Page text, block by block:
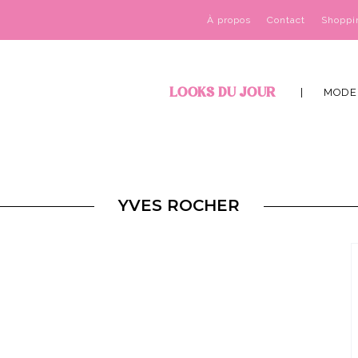
À propos Contact
LOOKS DU JOUR MODE
YVES ROCHER